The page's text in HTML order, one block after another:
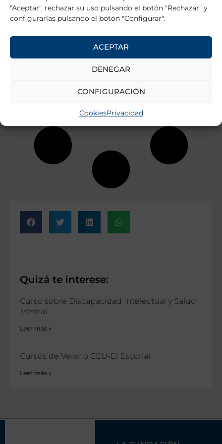
"Aceptar", rechazar su uso pulsando el botón "Rechazar" y
configurarlas pulsando el botón "Configurar".
ACEPTAR
DENEGAR
CONFIGURACIÓN
CookiesPrivacidad
Quizá te interese:
Curso sobre Discapacidad Intelectual y Salud
Mental
Leer más »
Cursos de Verano CEU-El Escorial
Leer más »